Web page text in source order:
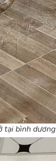
tại bình dương